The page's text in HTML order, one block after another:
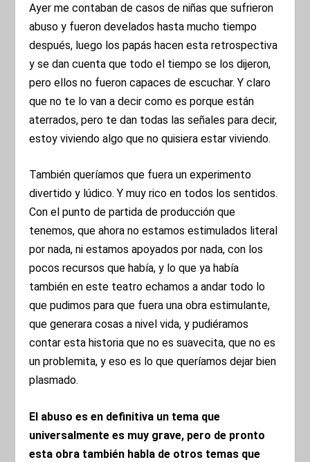
Ayer me contaban de casos de niñas que sufrieron
abuso y fueron develados hasta mucho tiempo
después, luego los papás hacen esta retrospectiva
y se dan cuenta que todo el tiempo se los dijeron,
pero ellos no fueron capaces de escuchar. Y claro
que no te lo van a decir como es porque están
aterrados, pero te dan todas las señales para decir,
estoy viviendo algo que no quisiera estar viviendo.
También queríamos que fuera un experimento
divertido y lúdico. Y muy rico en todos los sentidos.
Con el punto de partida de producción que
tenemos, que ahora no estamos estimulados literal
por nada, ni estamos apoyados por nada, con los
pocos recursos que había, y lo que ya había
también en este teatro echamos a andar todo lo
que pudimos para que fuera una obra estimulante,
que generara cosas a nivel vida, y pudiéramos
contar esta historia que no es suavecita, que no es
un problemita, y eso es lo que queríamos dejar bien
plasmado.
El abuso es en definitiva un tema que
universalmente es muy grave, pero de pronto
esta obra también habla de otros temas que